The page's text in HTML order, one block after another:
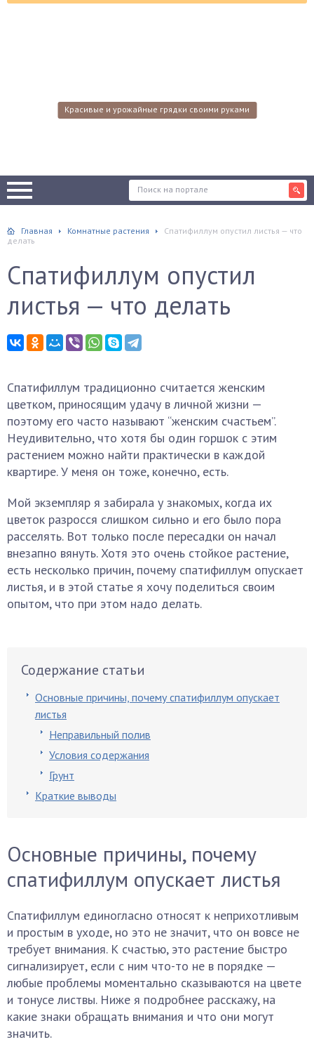
Красивые и урожайные грядки своими руками
Главная Комнатные растения
Спатифиллум опустил листья — что
делать
Спатифиллум опустил
листья — что делать
Спатифиллум традиционно считается женским
цветком, приносящим удачу в личной жизни —
поэтому его часто называют “женским счастьем”.
Неудивительно, что хотя бы один горшок с этим
растением можно найти практически в каждой
квартире. У меня он тоже, конечно, есть.
Мой экземпляр я забирала у знакомых, когда их
цветок разросся слишком сильно и его было пора
расселять. Вот только после пересадки он начал
внезапно вянуть. Хотя это очень стойкое растение,
есть несколько причин, почему спатифиллум опускает
листья, и в этой статье я хочу поделиться своим
опытом, что при этом надо делать.
Содержание статьи
Основные причины, почему спатифиллум опускает
листья
Неправильный полив
Условия содержания
Грунт
Краткие выводы
Основные причины, почему
спатифиллум опускает листья
Спатифиллум единогласно относят к неприхотливым
и простым в уходе, но это не значит, что он вовсе не
требует внимания. К счастью, это растение быстро
сигнализирует, если с ним что-то не в порядке —
любые проблемы моментально сказываются на цвете
и тонусе листвы. Ниже я подробнее расскажу, на
какие знаки обращать внимания и что они могут
значить.